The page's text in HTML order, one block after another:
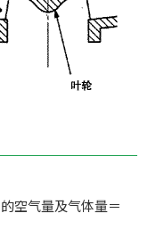
空气量及气体量＝